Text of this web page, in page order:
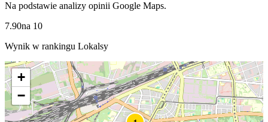
Na podstawie analizy opinii Google Maps.
7.90na 10
Wynik w rankingu Lokalsy
+
−